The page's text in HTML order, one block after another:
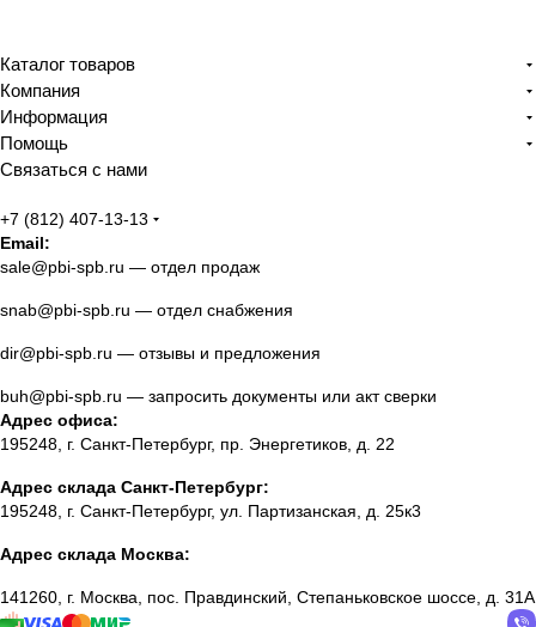
Каталог товаров
Компания
Информация
Помощь
Связаться с нами
+7 (812) 407-13-13
Email:
sale@pbi-spb.ru — отдел продаж
snab@pbi-spb.ru — отдел снабжения
dir@pbi-spb.ru — отзывы и предложения
buh@pbi-spb.ru — запросить документы или акт сверки
Адрес офиса:
195248, г. Санкт-Петербург, пр. Энергетиков, д. 22
Адрес склада Санкт-Петербург:
195248, г. Санкт-Петербург, ул. Партизанская, д. 25к3
Адрес склада Москва:
141260, г. Москва, пос. Правдинский, Степаньковское шоссе, д. 31А